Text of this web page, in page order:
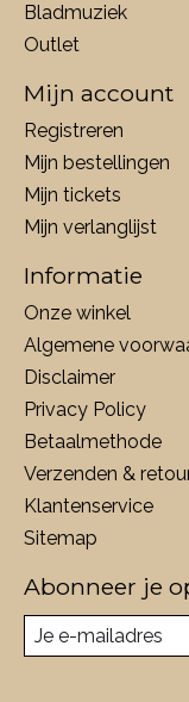
Bladmuziek
Outlet
Mijn account
Registreren
Mijn bestellingen
Mijn tickets
Mijn verlanglijst
Informatie
Onze winkel
Algemene
Disclaimer
Privacy Policy
Betaalmethode
Verzenden &
Klantenservice
Sitemap
Abonneer je